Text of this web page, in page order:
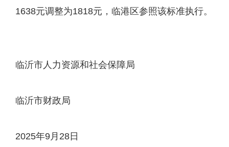
1638元调整为1818元，临港区参照该标准执行。
临沂市人力资源和社会保障局
临沂市财政局
2025年9月28日